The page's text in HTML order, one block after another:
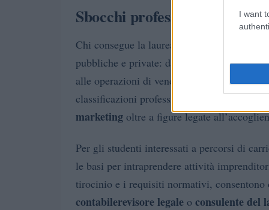
I want
Sbocchi professionali,
Chi consegue la laurea triennale può
pubbliche e private: dal controllo di
alle operazioni di vendita e marketing. Il
classificazioni professionali, comecontabili
marketing oltre a figure legate
Per gli studenti interessati a percorsi di
le basi per intraprendere attività
tirocinio e i requisiti normativi, consentono
contabilerevisore legale o consulente del